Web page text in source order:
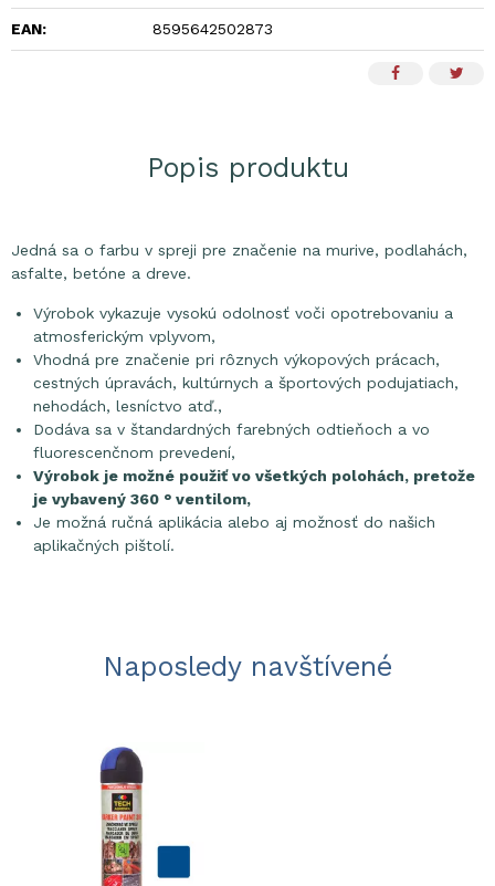
EAN: 8595642502873
Popis produktu
Jedná sa o farbu v spreji pre značenie na murive, podlahách,
asfalte, betóne a dreve.
Výrobok vykazuje vysokú odolnosť voči opotrebovaniu a
atmosferickým vplyvom,
Vhodná pre značenie pri rôznych výkopových prácach,
cestných úpravách, kultúrnych a športových podujatiach,
nehodách, lesníctvo atď.,
Dodáva sa v štandardných farebných odtieňoch a vo
fluorescenčnom prevedení,
Výrobok je možné použiť vo všetkých polohách, pretože
je vybavený 360 ° ventilom,
Je možná ručná aplikácia alebo aj možnosť do našich
aplikačných pištolí.
Naposledy navštívené